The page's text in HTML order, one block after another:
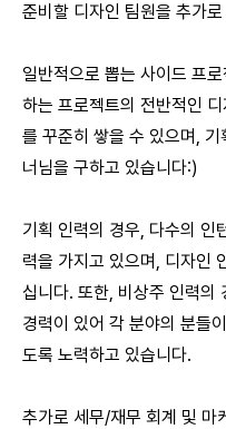
준비할 디자인 팀원을 추가
일반적으로 뽑는 사이드 프
하는 프로젝트의 전반적인
를 꾸준히 쌓을 수 있으며, 기
너님을 구하고 있습니다:)
기획 인력의 경우, 다수의 인
력을 가지고 있으며, 디자인
십니다. 또한, 비상주 인력의
경력이 있어 각 분야의 분들
도록 노력하고 있습니다.
추가로 세무/재무 회계 및 마